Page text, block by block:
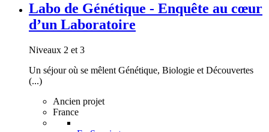
Labo de Génétique - Enquête au cœur
d’un Laboratoire
Niveaux 2 et 3
Un séjour où se mêlent Génétique, Biologie et Découvertes
(...)
Ancien projet
France